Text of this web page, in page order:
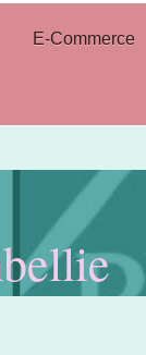
E-Commerce